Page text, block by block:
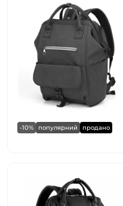
-10% популярний продано